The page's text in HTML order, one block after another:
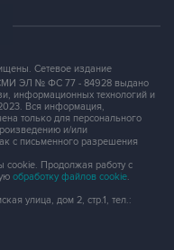
Сетевое издание
СМИ ЭЛ № ФС 77 - 84928 выдано
информационных технологий и
Вся информация,
только для персонального
и/или
с письменного разрешения
cookie. Продолжая работу с
обработку файлов cookie.
улица, дом 2, стр.1, тел.: